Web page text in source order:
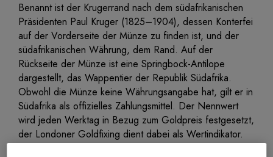
Benannt ist der Krugerrand nach dem südafrikanischen
Präsidenten Paul Kruger (1825–1904), dessen Konterfei
auf der Vorderseite der Münze zu finden ist, und der
südafrikanischen Währung, dem Rand. Auf der
Rückseite der Münze ist eine Springbock-Antilope
dargestellt, das Wappentier der Republik Südafrika.
Obwohl die Münze keine Währungsangabe hat, gilt er in
Südafrika als offizielles Zahlungsmittel. Der Nennwert
wird jeden Werktag in Bezug zum Goldpreis festgesetzt,
der Londoner Goldfixing dient dabei als Wertindikator.